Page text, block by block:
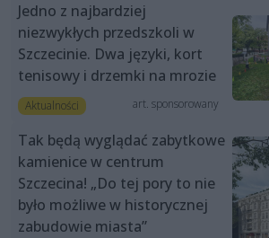
Jedno z najbardziej
niezwykłych przedszkoli w
Szczecinie. Dwa języki, kort
tenisowy i drzemki na mrozie
Aktualności art. sponsorowany
Tak będą wyglądać zabytkowe
kamienice w centrum
Szczecina! „Do tej pory to nie
było możliwe w historycznej
zabudowie miasta”